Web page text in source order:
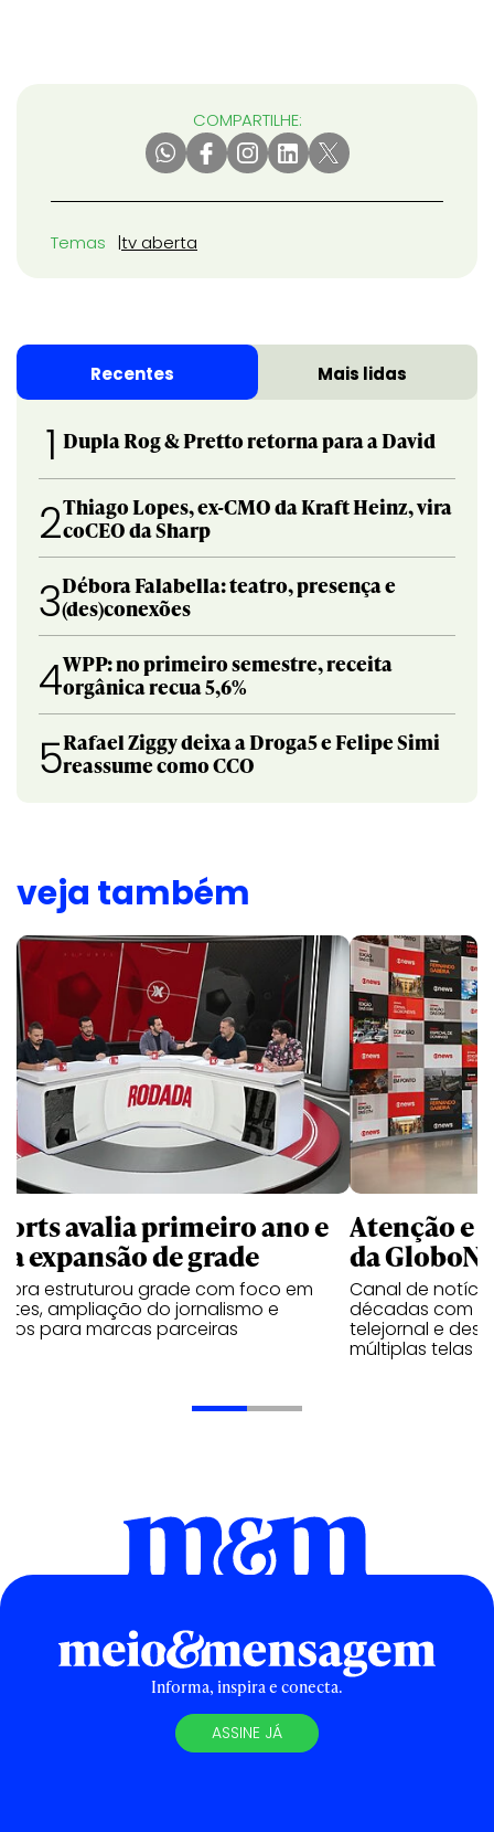
COMPARTILHE:
Temas tv aberta
Recentes Mais lidas
1 Dupla Rog & Pretto retorna para a David
2Thiago Lopes, ex-CMO da Kraft Heinz, vira
coCEO da Sharp
3Débora Falabella: teatro, presença e
(des)conexões
4WPP: no primeiro semestre, receita
orgânica recua 5,6%
5Rafael Ziggy deixa a Droga5 e Felipe Simi
reassume como CCO
veja também
avalia primeiro ano e
expansão de grade
estruturou grade com foco em
ampliação do jornalismo e
para marcas parceiras
Atenção e
da
Canal de
décadas com
telejornal e
múltiplas telas
Informa, inspira e conecta.
ASSINE JÁ